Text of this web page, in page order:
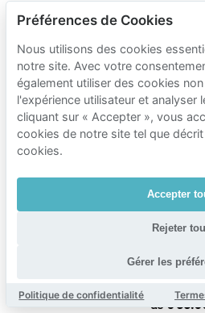
Tarifs
Kaboom
Temps de
de€ 1.13
24 heures de
de€ 6.61
de€
Préférences de Cookies
Nous utilisons des cookies
notre site. Avec votre
également utiliser des cookies
l'expérience utilisateur et analyser
cliquant sur « Accepter », vous
cookies de notre site tel que
cookies.
Accepter
Rejeter
Gérer les
Politique de confidentialité